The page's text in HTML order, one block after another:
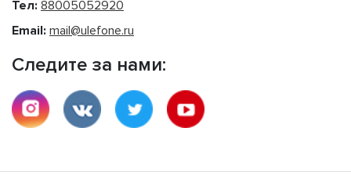
Тел: 88005052920
Email: mail@ulefone.ru
Следите за нами: